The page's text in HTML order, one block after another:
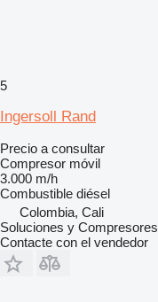
5
Ingersoll Rand
Precio a consultar
Compresor móvil
3.000 m/h
Combustible diésel
Colombia, Cali
Soluciones y Compresores
Contacte con el vendedor